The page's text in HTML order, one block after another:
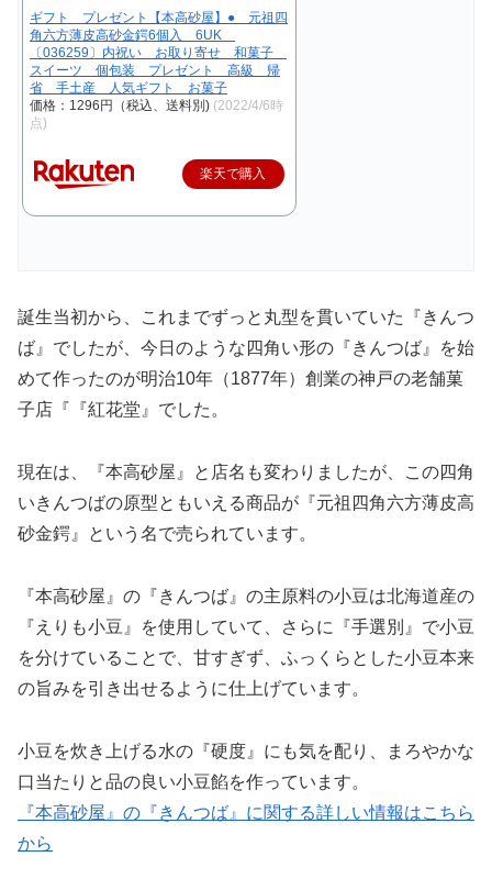
ギフト プレゼント【本高砂屋】● 元祖四
角六方薄皮高砂金鍔6個入 6UK
〔036259〕内祝い お取り寄せ 和菓子
スイーツ 個包装 プレゼント 高級 帰
省 手土産 人気ギフト お菓子
価格：1296円（税込、送料別) (2022/4/6時
点)
楽天で購入
誕生当初から、これまでずっと丸型を貫いていた『きんつ
ば』でしたが、今日のような四角い形の『きんつば』を始
めて作ったのが明治10年（1877年）創業の神戸の老舗菓
子店『『紅花堂』でした。
現在は、『本高砂屋』と店名も変わりましたが、この四角
いきんつばの原型ともいえる商品が『元祖四角六方薄皮高
砂金鍔』という名で売られています。
『本高砂屋』の『きんつば』の主原料の小豆は北海道産の
『えりも小豆』を使用していて、さらに『手選別』で小豆
を分けていることで、甘すぎず、ふっくらとした小豆本来
の旨みを引き出せるように仕上げています。
小豆を炊き上げる水の『硬度』にも気を配り、まろやかな
口当たりと品の良い小豆餡を作っています。
『本高砂屋』の『きんつば』に関する詳しい情報はこちら
から